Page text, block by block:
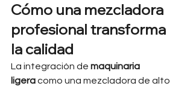
Cómo una mezcladora
profesional transforma
la calidad
La integración de maquinaria
ligera como una mezcladora de alto